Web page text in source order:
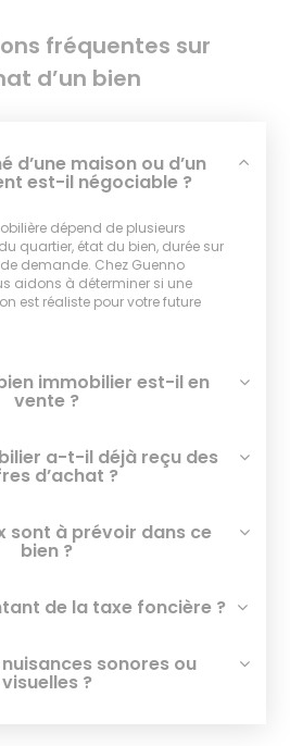
fréquentes sur
d’un bien
d’une maison ou d’un
est-il négociable ?
dépend de plusieurs
quartier, état du bien, durée sur
demande. Chez Guenno
aidons à déterminer si une
est réaliste pour votre future
immobilier est-il en
vente ?
a-t-il déjà reçu des
d’achat ?
sont à prévoir dans ce
bien ?
de la taxe foncière ?
sonores ou
visuelles ?